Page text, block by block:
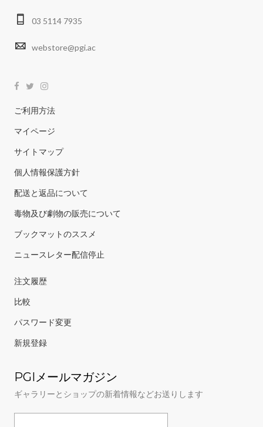
マイページ
サイトマップ
個人情報保護方針
配送と返品について
毒物及び劇物の販売について
ブックマットのススメ
ニュースレター配信停止
比較
パスワード変更
新規登録
ギャラリーとショップの新着情報などお送りします